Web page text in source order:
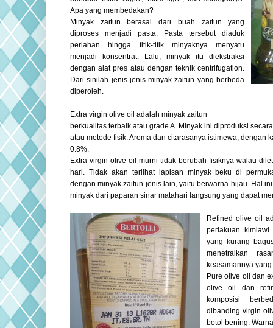
Apa yang membedakan?
Minyak zaitun berasal dari buah zaitun yang
diproses menjadi pasta. Pasta tersebut diaduk
perlahan hingga titik-titik minyaknya menyatu
menjadi konsentrat. Lalu, minyak itu diekstraksi
dengan alat pres atau dengan teknik centrifugation.
Dari sinilah jenis-jenis minyak zaitun yang berbeda
diperoleh.
Extra virgin olive oil adalah minyak zaitun
berkualitas terbaik atau grade A. Minyak ini diproduksi
atau metode fisik. Aroma dan citarasanya istimewa, dengan
0.8%.
Extra virgin olive oil murni tidak berubah fisiknya walau
hari. Tidak akan terlihat lapisan minyak beku di
dengan minyak zaitun jenis lain, yaitu berwarna hijau. Hal
minyak dari paparan sinar matahari langsung yang dapat
Refined olive oil
perlakuan kimiawi
yang kurang
menetralkan
keasamannya
Pure olive oil dan
olive oil dan
komposisi
dibanding virgin
botol bening.